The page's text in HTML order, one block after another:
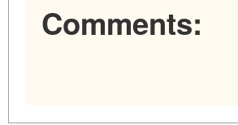
Comments: